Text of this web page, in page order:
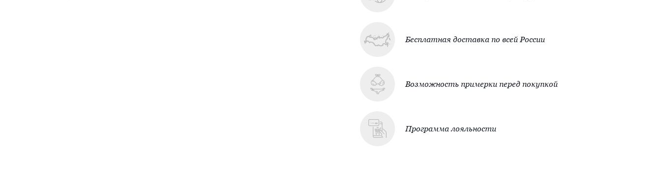
Бесплатная доставка по всей России
Возможность примерки перед покупкой
Программа лояльности